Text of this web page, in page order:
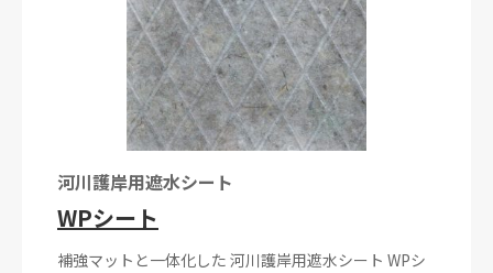
河川護岸用遮水シート
WPシート
補強マットと一体化した 河川護岸用遮水シート WPシ